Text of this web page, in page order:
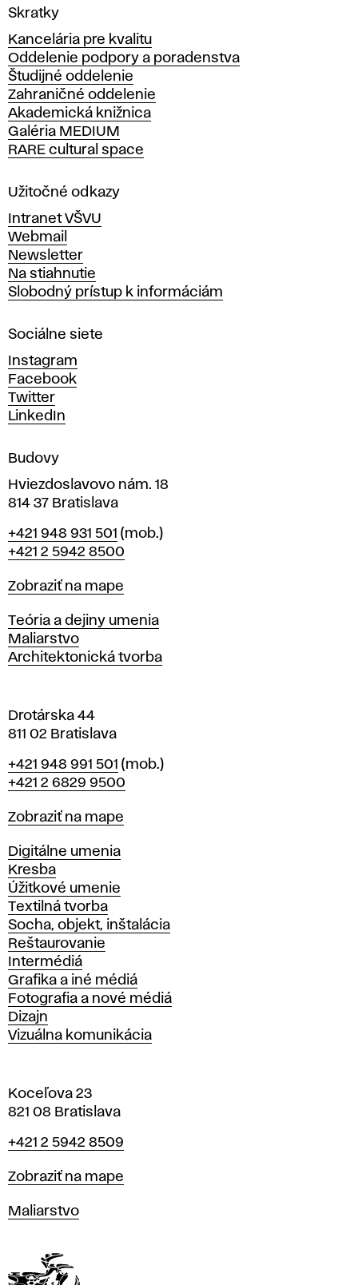
V
s
o
k
á
š
k
o
a
ý
t
v
a
r
ý
c
h
u
m
e
í
v
r
a
i
l
a
v
Skratky
Kancelária pre kvalitu
Oddelenie podpory a poradenstva
Študijné oddelenie
Zahraničné oddelenie
Akademická knižnica
Galéria MEDIUM
RARE cultural space
Užitočné odkazy
Intranet VŠVU
Webmail
Newsletter
Na stiahnutie
Slobodný prístup k informáciám
Sociálne siete
Instagram
Facebook
Twitter
LinkedIn
Budovy
Hviezdoslavovo nám. 18
814 37 Bratislava
Telefón
+421 948 931 501 (mob.)
+421 2 5942 8500
Mapa
Zobraziť na mape
Katedry
Teória a dejiny umenia
Maliarstvo
Architektonická tvorba
Drotárska 44
811 02 Bratislava
Telefón
+421 948 991 501 (mob.)
+421 2 6829 9500
Mapa
Zobraziť na mape
Katedry
Digitálne umenia
Kresba
Úžitkové umenie
Textilná tvorba
Socha, objekt, inštalácia
Reštaurovanie
Intermédiá
Grafika a iné médiá
Fotografia a nové médiá
Dizajn
Vizuálna komunikácia
Koceľova 23
821 08 Bratislava
Telefón
+421 2 5942 8509
Mapa
Zobraziť na mape
Katedry
Maliarstvo